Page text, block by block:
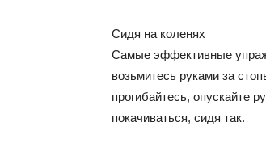
Сидя на коленях
Самые эффективные
возьмитесь руками за
прогибайтесь, опускайте
покачиваться, сидя так.